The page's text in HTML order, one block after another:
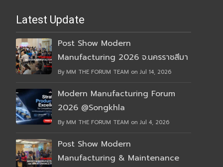
Latest Update
Post Show Modern
Manufacturing 2026 จ.นครราชสีมา
By MM THE FORUM TEAM on Jul 14, 2026
Modern Manufacturing Forum
2026 @Songkhla
By MM THE FORUM TEAM on Jul 4, 2026
Post Show Modern
Manufacturing & Maintenance